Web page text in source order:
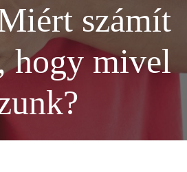
számít
hogy mivel